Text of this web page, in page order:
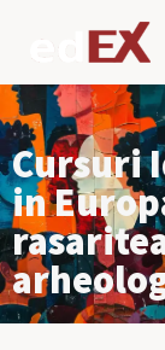
Cursuri
in